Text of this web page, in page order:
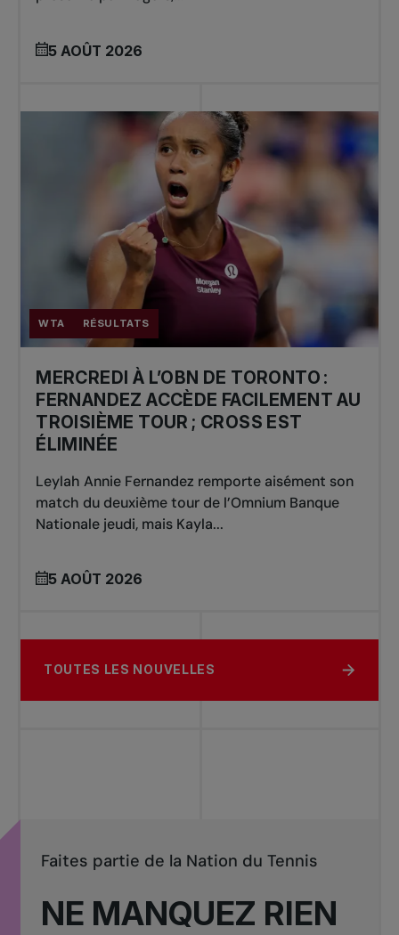
5 AOÛT 2026
WTA RÉSULTATS
MERCREDI À L’OBN DE TORONTO :
FERNANDEZ ACCÈDE FACILEMENT AU
TROISIÈME TOUR ; CROSS EST
ÉLIMINÉE
Leylah Annie Fernandez remporte aisément son
match du deuxième tour de l’Omnium Banque
Nationale jeudi, mais Kayla...
5 AOÛT 2026
TOUTES LES NOUVELLES
NE MANQUEZ RIEN
Faites partie de la Nation du Tennis